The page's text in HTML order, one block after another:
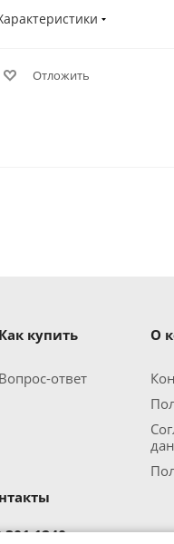
Отложить
Как купить
Вопрос-ответ
О
301 1240